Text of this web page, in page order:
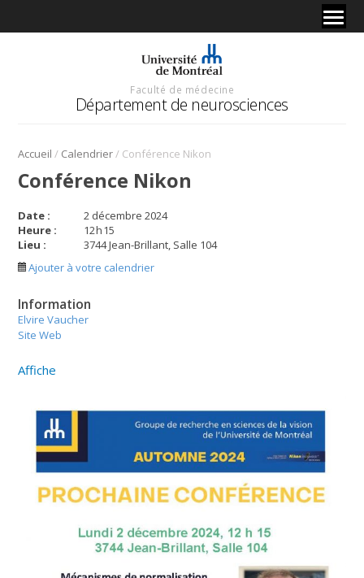
Faculté de médecine
Département de neurosciences
Accueil / Calendrier/ Conférence Nikon
Conférence Nikon
Date :
2 décembre 2024
Heure :
12h15
Lieu :
3744 Jean-Brillant, Salle 104
Ajouter à votre calendrier
Information
Elvire Vaucher
Site Web
Affiche